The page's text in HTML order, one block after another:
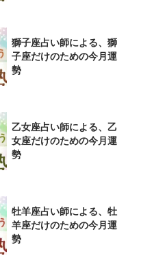
獅子座占い師による、獅
子座だけのための今月運
勢
乙女座占い師による、乙
女座だけのための今月運
勢
牡羊座占い師による、牡
羊座だけのための今月運
勢